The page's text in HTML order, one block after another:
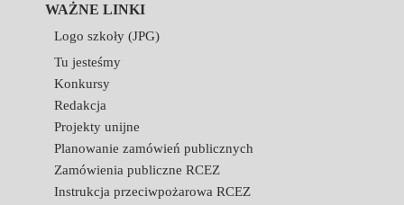
WAŻNE LINKI
Logo szkoły (JPG)
Tu jesteśmy
Konkursy
Redakcja
Projekty unijne
Planowanie zamówień publicznych
Zamówienia publiczne RCEZ
Instrukcja przeciwpożarowa RCEZ